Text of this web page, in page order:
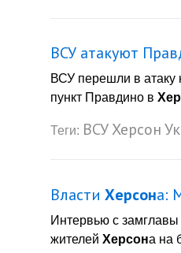
ВСУ атакуют
ВСУ перешли в атаку
пункт Правдино в
Теги: ВСУХерсон
Власти Херсона:
Интервью с замглавы
жителей Херсона на